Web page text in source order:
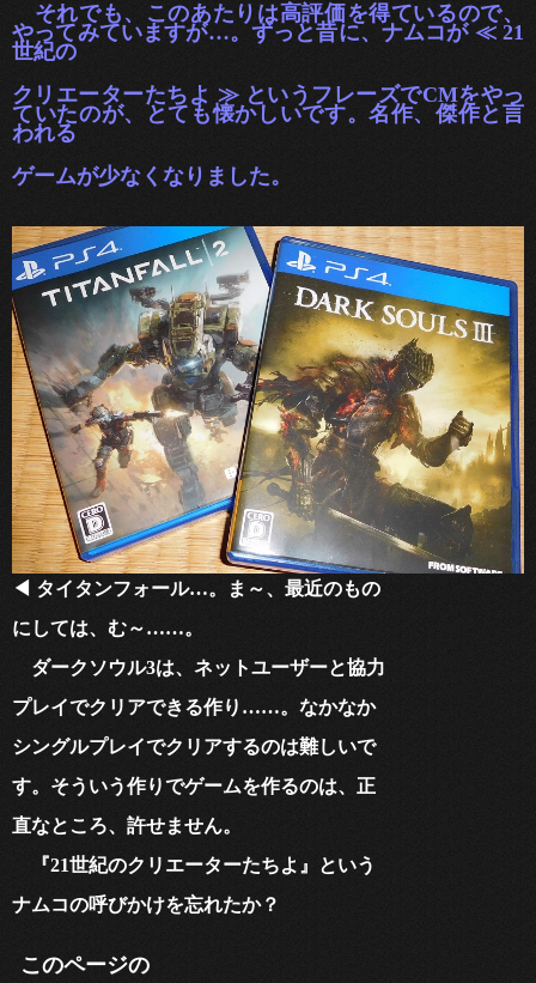
それでも、このあたりは高評価を得ているので、
やってみていますが…。ずっと昔に、ナムコが ≪ 21
世紀の
クリエーターたちよ ≫ というフレーズでCMをやっ
ていたのが、とても懐かしいです。名作、傑作と言
われる
ゲームが少なくなりました。
◀ タイタンフォール…。ま～、最近のもの
に しては、む～……。
ダークソウル3は、ネットユーザーと協力
プレイでクリアできる作り……。なかなか
シングルプレイでクリアするのは難しいで
す。そう いう作りでゲームを作るのは、正
直なところ、許せません。
『21世紀のクリエーターたちよ』という
ナムコの呼びかけを忘れたか？
このページの